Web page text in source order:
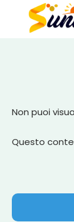
Non puoi
Questo